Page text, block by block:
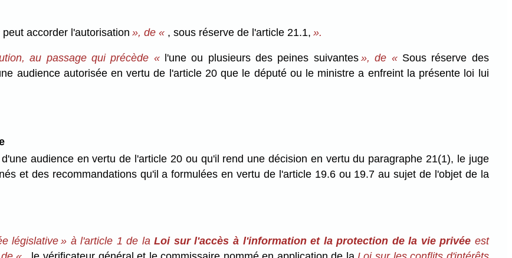
peut accorder l'autorisation », de « , sous réserve de l'article 21.1, ».
au passage qui précède « l'une ou plusieurs des peines suivantes», de « Sous réserve des
audience autorisée en vertu de l'article 20 que le député ou le ministre a enfreint la présente loi lui
audience en vertu de l'article 20 ou qu'il rend une décision en vertu du paragraphe 21(1), le juge
et des recommandations qu'il a formulées en vertu de l'article 19.6 ou 19.7 au sujet de l'objet de la
législative » à l'article 1 de laLoi sur l'accès à l'information et la protection de la vie privée est